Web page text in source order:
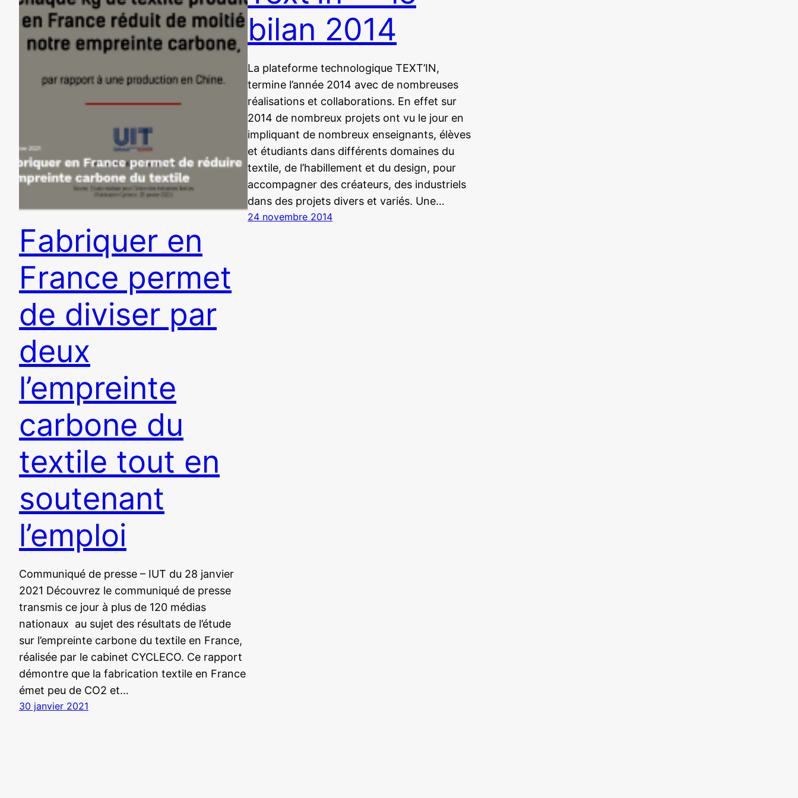
Fabriquer en
France permet
de diviser par
deux
l’empreinte
carbone du
textile tout en
soutenant
l’emploi
Communiqué de presse – IUT du 28 janvier
2021 Découvrez le communiqué de presse
transmis ce jour à plus de 120 médias
nationaux au sujet des résultats de l’étude
sur l’empreinte carbone du textile en France,
réalisée par le cabinet CYCLECO. Ce rapport
démontre que la fabrication textile en France
émet peu de CO2 et…
30 janvier 2021
bilan 2014
La plateforme technologique TEXT’IN,
termine l’année 2014 avec de nombreuses
réalisations et collaborations. En effet sur
2014 de nombreux projets ont vu le jour en
impliquant de nombreux enseignants, élèves
et étudiants dans différents domaines du
textile, de l’habillement et du design, pour
accompagner des créateurs, des industriels
dans des projets divers et variés. Une…
24 novembre 2014